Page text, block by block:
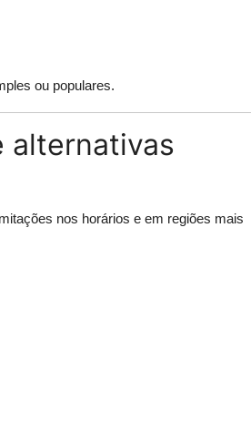
ou populares.
alternativas
nos horários e em regiões mais